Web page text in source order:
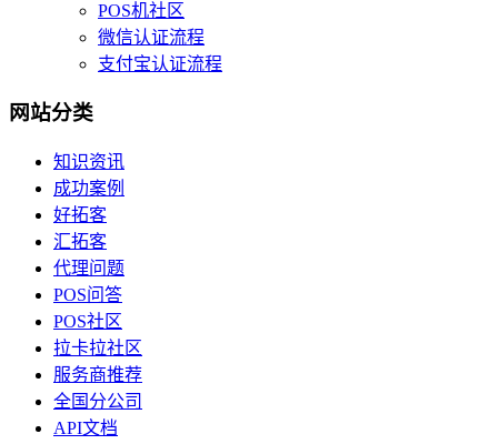
POS机社区
微信认证流程
支付宝认证流程
网站分类
知识资讯
成功案例
好拓客
汇拓客
代理问题
POS问答
POS社区
拉卡拉社区
服务商推荐
全国分公司
API文档